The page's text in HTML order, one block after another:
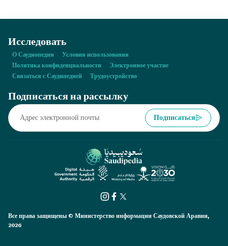
Исследовать
О Саудиопедии
Условия использования
Политика конфиденциальности
Электронное участие
Связаться с Саудипедией
Трудоустройство
Подписаться на рассылку
Подписаться
Все права защищены © Министерство информации Саудовской Аравии,
2026